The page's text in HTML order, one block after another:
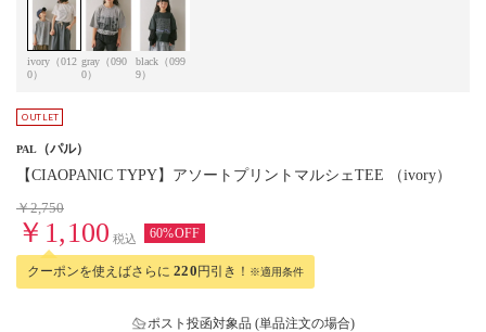
ivory（012
0）
gray（090
0）
black（099
9）
PAL （パル）
【CIAOPANIC TYPY】アソートプリントマルシェTEE （ivory）
￥2,750
￥1,100 税込 60%OFF
クーポンを使えばさらに 220円引き！ ※適用条件
ポスト投函対象品 (単品注文の場合)